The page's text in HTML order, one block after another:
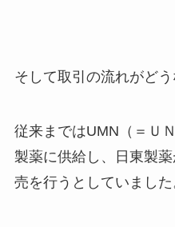
そして取引の流れがどう
従来まではUMN（＝Ｕ
製薬に供給し、日東製
売を行うとしていました